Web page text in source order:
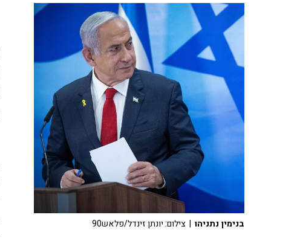
בנימין נתניהו | צילום: יונתן זינדל/פלאש90